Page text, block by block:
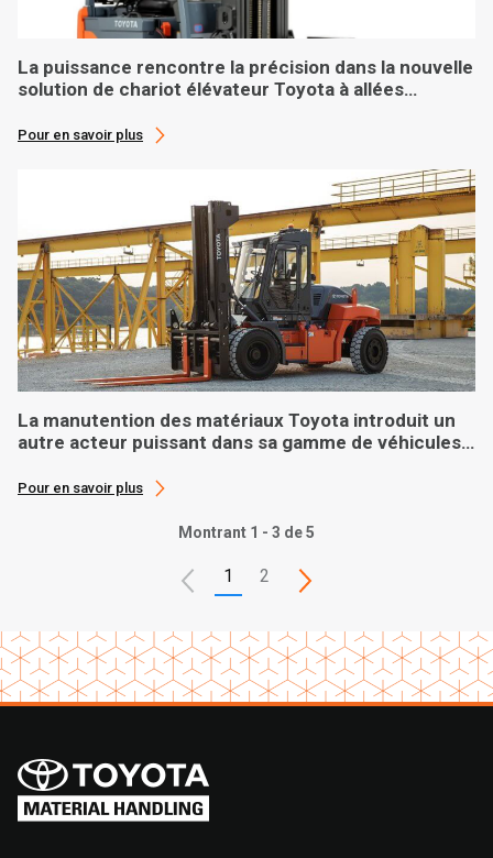
La puissance rencontre la précision dans la nouvelle
solution de chariot élévateur Toyota à allées
Pour en savoir plus
La manutention des matériaux Toyota introduit un
autre acteur puissant dans sa gamme de véhicules
Pour en savoir plus
Montrant 1 - 3 de 5
1 2